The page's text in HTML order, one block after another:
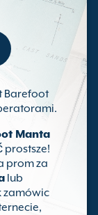
Barefoot
Manta
prostsze!
prom za
lub
zamówic